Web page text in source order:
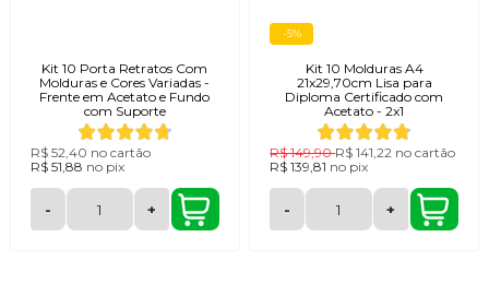
Kit 10 Porta Retratos Com
Molduras e Cores Variadas -
Frente em Acetato e Fundo
com Suporte
R$ 52,40 no cartão
R$ 51,88 no pix
- +
-5%
Kit 10 Molduras A4
21x29,70cm Lisa para
Diploma Certificado com
Acetato - 2x1
R$ 149,90R$ 141,22 no cartão
R$ 139,81 no pix
- +